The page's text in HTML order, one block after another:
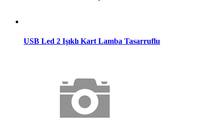
USB Led 2 Işıklı Kart Lamba Tasarruflu